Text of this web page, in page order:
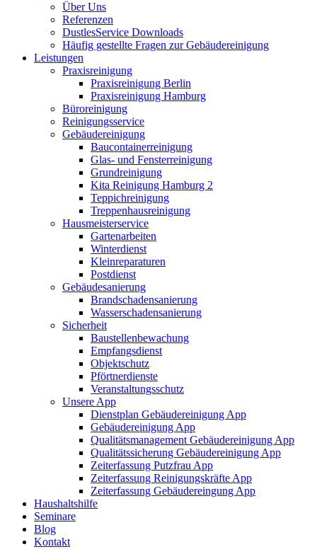
Über Uns
Referenzen
DustlesService Downloads
Häufig gestellte Fragen zur Gebäudereinigung
Leistungen
Praxisreinigung
Praxisreinigung Berlin
Praxisreinigung Hamburg
Büroreinigung
Reinigungsservice
Gebäudereinigung
Baucontainerreinigung
Glas- und Fensterreinigung
Grundreinigung
Kita Reinigung Hamburg 2
Teppichreinigung
Treppenhausreinigung
Hausmeisterservice
Gartenarbeiten
Winterdienst
Kleinreparaturen
Postdienst
Gebäudesanierung
Brandschadensanierung
Wasserschadensanierung
Sicherheit
Baustellenbewachung
Empfangsdienst
Objektschutz
Pförtnerdienste
Veranstaltungsschutz
Unsere App
Dienstplan Gebäudereinigung App
Gebäudereinigung App
Qualitätsmanagement Gebäudereinigung App
Qualitätssicherung Gebäudereinigung App
Zeiterfassung Putzfrau App
Zeiterfassung Reinigungskräfte App
Zeiterfassung Gebäudereingung App
Haushaltshilfe
Seminare
Blog
Kontakt